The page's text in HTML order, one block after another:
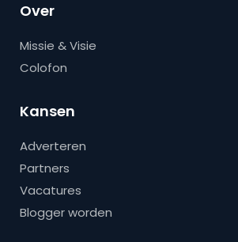
Over
Missie & Visie
Colofon
Kansen
Adverteren
Partners
Vacatures
Blogger worden